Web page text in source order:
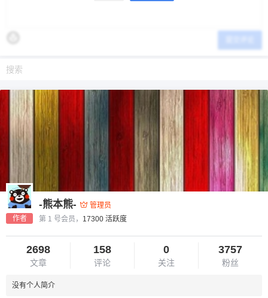
作者
-熊本熊-
管理员
第 1 号会员， 17300 活跃度
2698
文章
158
评论
0
关注
3757
粉丝
没有个人简介